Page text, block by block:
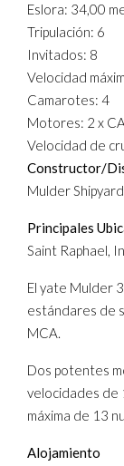
Eslora: 34,00
Tripulación: 6
Invitados: 8
Velocidad
Camarotes: 4
Motores: 2 x
Velocidad de
Constructor/
Mulder
Principales
Saint Raphael,
El yate Mulder
estándares de
MCA.
Dos potentes
velocidades de
máxima de 13
Alojamiento